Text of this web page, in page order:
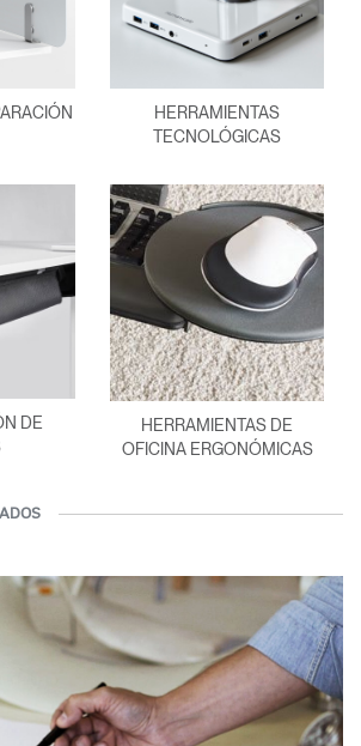
HERRAMIENTAS
TECNOLÓGICAS
DE
HERRAMIENTAS DE
OFICINA ERGONÓMICAS